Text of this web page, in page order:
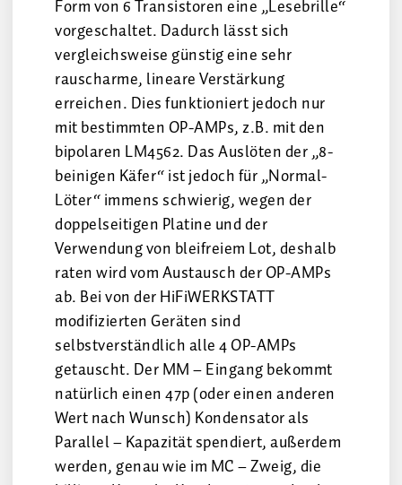
Form von 6 Transistoren eine „Lesebrille“
vorgeschaltet. Dadurch lässt sich
vergleichsweise günstig eine sehr
rauscharme, lineare Verstärkung
erreichen. Dies funktioniert jedoch nur
mit bestimmten OP-AMPs, z.B. mit den
bipolaren LM4562. Das Auslöten der „8-
beinigen Käfer“ ist jedoch für „Normal-
Löter“ immens schwierig, wegen der
doppelseitigen Platine und der
Verwendung von bleifreiem Lot, deshalb
raten wird vom Austausch der OP-AMPs
ab. Bei von der HiFiWERKSTATT
modifizierten Geräten sind
selbstverständlich alle 4 OP-AMPs
getauscht. Der MM – Eingang bekommt
natürlich einen 47p (oder einen anderen
Wert nach Wunsch) Kondensator als
Parallel – Kapazität spendiert, außerdem
werden, genau wie im MC – Zweig, die